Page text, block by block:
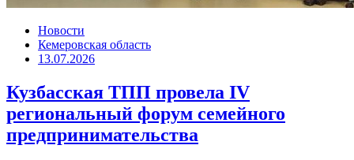
Новости
Кемеровская область
13.07.2026
Кузбасская ТПП провела IV
региональный форум семейного
предпринимательства